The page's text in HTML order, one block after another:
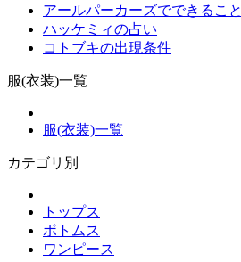
アールパーカーズでできること
ハッケミィの占い
コトブキの出現条件
服(衣装)一覧
服(衣装)一覧
カテゴリ別
トップス
ボトムス
ワンピース